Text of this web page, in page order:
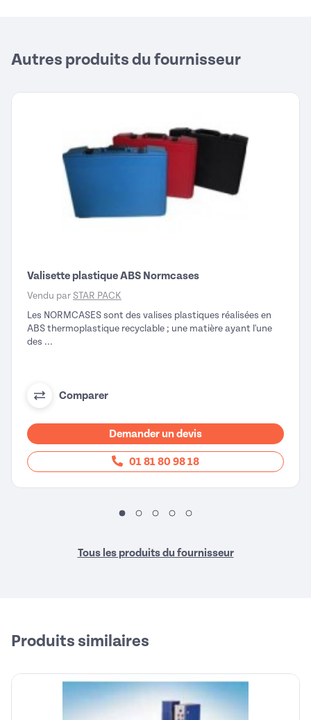
Autres produits du fournisseur
Valisette plastique ABS Normcases
Vendu par STAR PACK
Les NORMCASES sont des valises plastiques réalisées en
ABS thermoplastique recyclable ; une matière ayant l'une
des ...
Comparer
Demander un devis
01 81 80 98 18
Tous les produits du fournisseur
Produits similaires